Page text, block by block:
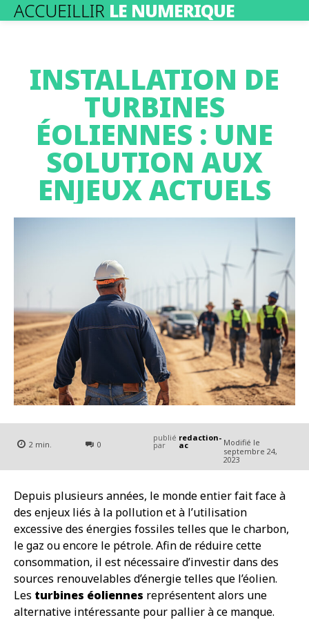
ACCUEILLIR LE NUMERIQUE
INSTALLATION DE
TURBINES
ÉOLIENNES : UNE
SOLUTION AUX
ENJEUX ACTUELS
2 min. 0
publié
par
redaction-
ac
Modifié le
septembre 24,
2023
Depuis plusieurs années, le monde entier fait face à
des enjeux liés à la pollution et à l’utilisation
excessive des énergies fossiles telles que le charbon,
le gaz ou encore le pétrole. Afin de réduire cette
consommation, il est nécessaire d’investir dans des
sources renouvelables d’énergie telles que l’éolien.
Les turbines éoliennes représentent alors une
alternative intéressante pour pallier à ce manque.